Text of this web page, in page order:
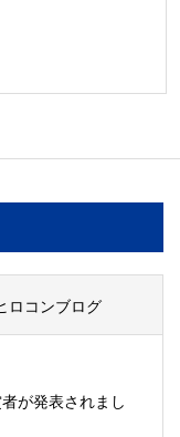
ロコンブログ
が発表されまし